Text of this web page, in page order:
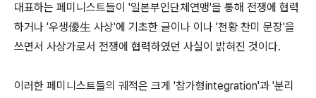
대표하는 페미니스트들이 '일본부인단체연맹'을 통해 전쟁에 협력
하거나 '우생優生 사상'에 기초한 글이나 이나 '천황 찬미 문장'을
쓰면서 사상가로서 전쟁에 협력하였던 사실이 밝혀진 것이다.
이러한 페미니스트들의 궤적은 크게 '참가형integration'과 '분리